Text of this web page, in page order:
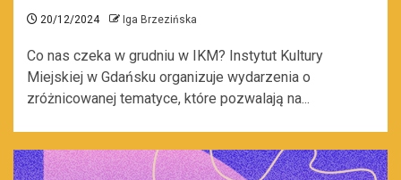
20/12/2024 Iga Brzezińska
Co nas czeka w grudniu w IKM? Instytut Kultury
Miejskiej w Gdańsku organizuje wydarzenia o
zróżnicowanej tematyce, które pozwalają na...